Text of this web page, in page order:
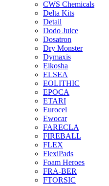
CWS Chemicals
Delta Kits
Detail
Dodo Juice
Dosatron
Dry Monster
Dymaxis
Eikosha
ELSEA
EOLITHIC
EPOCA
ETARI
Eurocel
Ewocar
FARECLA
FIREBALL
FLEX
FlexiPads
Foam Heroes
FRA-BER
FTORSIC